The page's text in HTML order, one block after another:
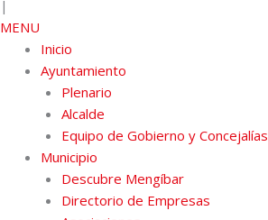
|
MENU
Inicio
Ayuntamiento
Plenario
Alcalde
Equipo de Gobierno y Concejalías
Municipio
Descubre Mengíbar
Directorio de Empresas